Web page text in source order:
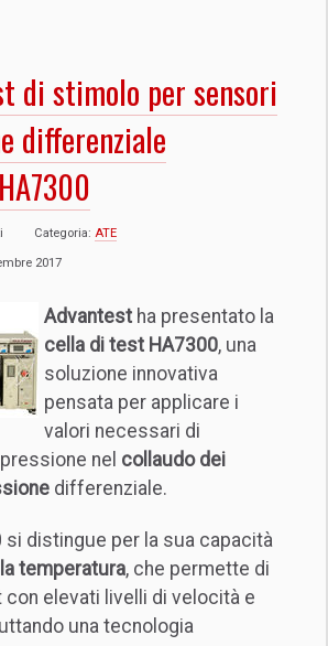
di stimolo per sensori
differenziale
Categoria: ATE
2017
Advantest ha presentato la
cella di test HA7300, una
soluzione innovativa
pensata per applicare i
valori necessari di
nel collaudo dei
differenziale.
si distingue per la sua capacità
temperatura, che permette di
elevati livelli di velocità e
una tecnologia